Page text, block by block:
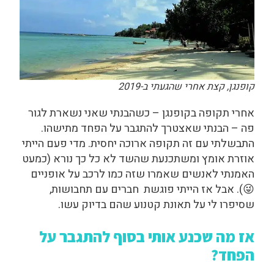
קופנגן, קצת אחרי שהגעתי ב-2019
אחרי תקופה בקופנגן – כשהבנתי שאני נשארת לגור
פה – הבנתי שאצטרך להתגבר על הפחד מתישהו.
התבשלתי עם זה תקופה ארוכה יחסית. מדי פעם הייתי
אוזרת אומץ ומשתכנעת שהשד לא כל כך נורא (כמעט
האמנתי לאנשים שאמרו שזה כמו לרכב על אופניים
😜). אבל אז הייתי פוגשת חברים עם תחבושות,
שסיפרו לי על תאונת קטנוע שהם בדיוק עשו.
אז מה שכנע אותי בסוף להתגבר על
הפחד?